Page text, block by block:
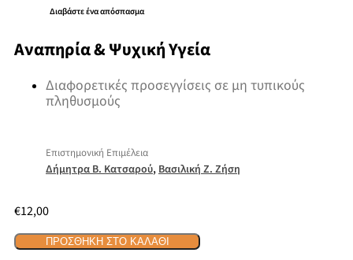
Διαβάστε ένα απόσπασμα
Αναπηρία & Ψυχική Υγεία
Διαφορετικές προσεγγίσεις σε μη τυπικούς
πληθυσμούς
Επιστημονική Επιμέλεια
Δήμητρα Β. Κατσαρού,Βασιλική Ζ. Ζήση
€12,00
ΠΡΟΣΘΉΚΗ ΣΤΟ ΚΑΛΆΘΙ